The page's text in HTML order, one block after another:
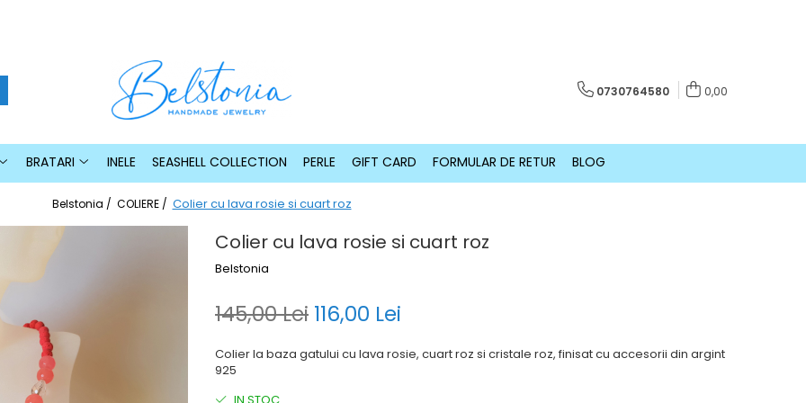
0730764580 0,00
BRATARI INELE SEASHELL COLLECTION PERLE GIFT CARD FORMULAR DE RETUR BLOG
Belstonia / COLIERE / Colier cu lava rosie si cuart roz
Colier cu lava rosie si cuart roz
Belstonia
145,00 Lei 116,00 Lei
Colier la baza gatului cu lava rosie, cuart roz si cristale roz, finisat cu accesorii din argint
925